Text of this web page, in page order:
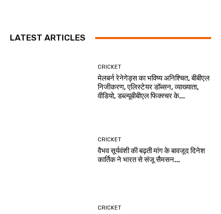
LATEST ARTICLES
CRICKET
मेलबर्न रेनेगेड्स का भविष्य अनिश्चित, बीबीएल
निजीकरण, एलिस्टेयर डॉब्सन, व्याख्याता,
वीडियो, डब्ल्यूबीबीएल फिक्स्चर के...
CRICKET
वैभव सूर्यवंशी की बढ़ती मांग के बावजूद दिनेश
कार्तिक ने भारत से संजू सैमसन...
CRICKET